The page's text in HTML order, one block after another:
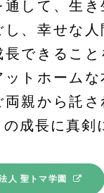
通して、生
し、幸せな
長できるこ
ットホーム
両親から託
成長に真剣
人 聖トマ学園